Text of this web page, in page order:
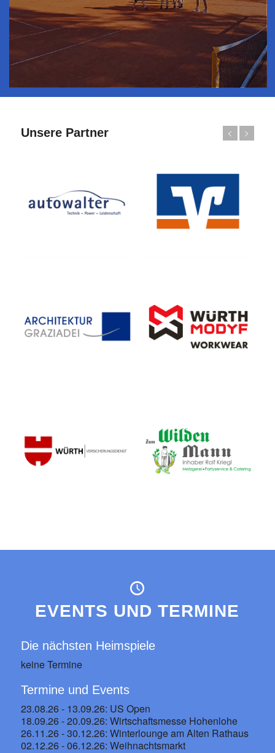
Unsere Partner
EVENTS UND TERMINE
Die nächsten Heimspiele
keine Termine
Termine und Events
23.08.26 - 13.09.26: US Open
18.09.26 - 20.09.26: Wirtschaftsmesse Hohenlohe
26.11.26 - 30.12.26: Winterlounge am Alten Rathaus
02.12.26 - 06.12.26: Weihnachtsmarkt